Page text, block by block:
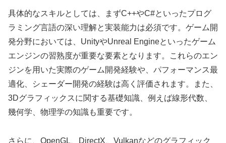
具体的なスキルとしては、まずC++やC#といったプログ
ラミング言語の深い理解と実装能力は必須です。ゲーム開
発分野においては、UnityやUnreal Engineといったゲーム
エンジンの習熟度が重要な要素となります。これらのエン
ジンを用いた実際のゲーム開発経験や、パフォーマンス最
適化、シェーダー開発の経験は高く評価されます。また、
3Dグラフィックスに関する基礎知識、例えば線形代数、
幾何学、物理学の知識も重要です。
さらに、OpenGL、DirectX、Vulkanなどのグラフィック